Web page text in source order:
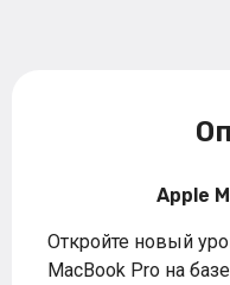
Apple
Откройте новый
MacBook Pro на